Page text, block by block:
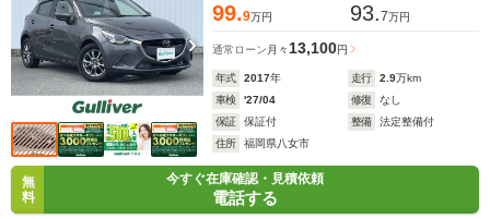
99.9万円 93.7万円
通常ローン 月々 13,100円
年式 2017年 走行 2.9万km
車検
'27/04 修復
なし
保証
保証付 整備
法定整備付
住所
福岡県八女市
無
料
今すぐ在庫確認・見積依頼
電話する